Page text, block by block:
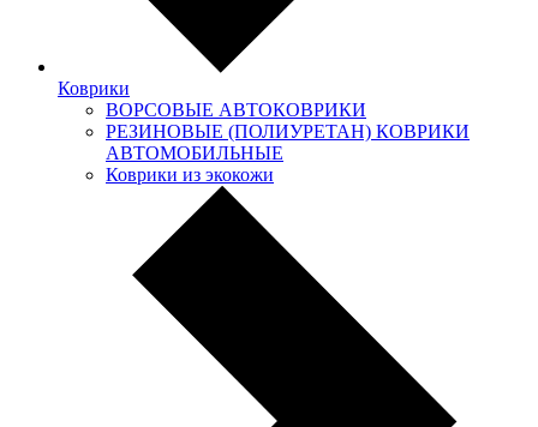
Коврики
ВОРСОВЫЕ АВТОКОВРИКИ
РЕЗИНОВЫЕ (ПОЛИУРЕТАН) КОВРИКИ
АВТОМОБИЛЬНЫЕ
Коврики из экокожи